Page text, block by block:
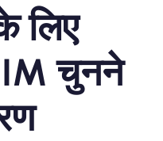
लिए
चुनने